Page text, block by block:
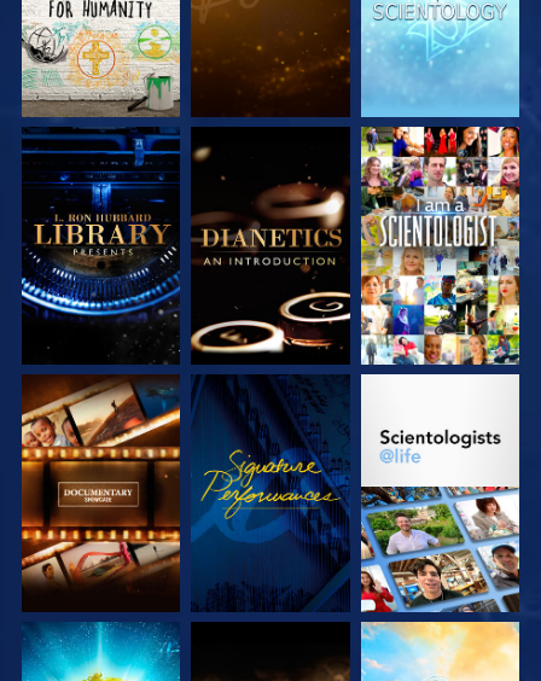
SERIE
ENTDECKEN
ENTDECKEN
ANSEHEN
SERIE
ENTDECKEN
ANSEHEN
SERIE